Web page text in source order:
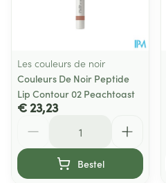
Les couleurs de noir
Couleurs De Noir Peptide
Lip Contour 02 Peachtoast
€ 23,23
Bestel